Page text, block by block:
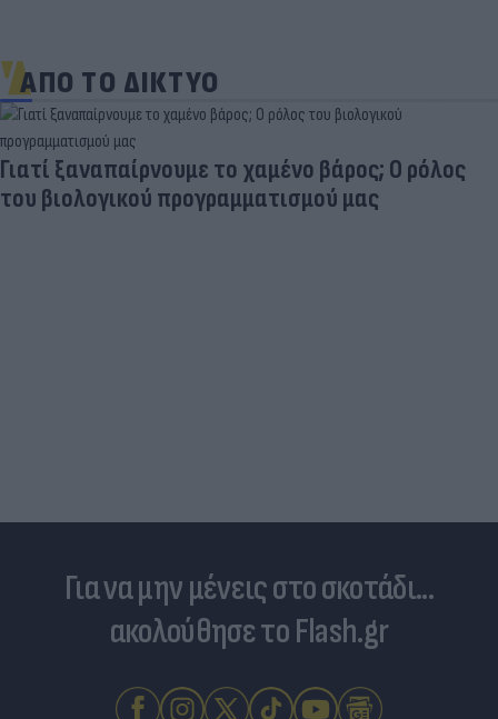
ΑΠΟ ΤΟ ΔΙΚΤΥΟ
Γιατί ξαναπαίρνουμε το χαμένο βάρος; Ο ρόλος
του βιολογικού προγραμματισμού μας
Για να μην μένεις στο σκοτάδι...
ακολούθησε το Flash.gr